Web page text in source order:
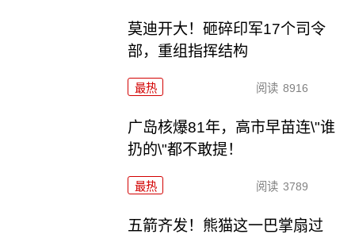
莫迪开大！砸碎印军17个司令
部，重组指挥结构
最热 阅读 8916
广岛核爆81年，高市早苗连\"谁
扔的\"都不敢提！
最热 阅读 3789
五箭齐发！熊猫这一巴掌扇过